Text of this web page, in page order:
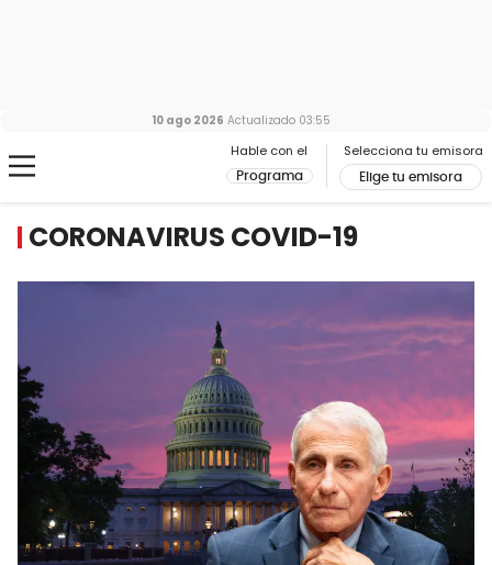
Hable con el
Programa
Selecciona tu emisora
Elige tu emisora
10 ago 2026 Actualizado 03:55
CORONAVIRUS COVID-19